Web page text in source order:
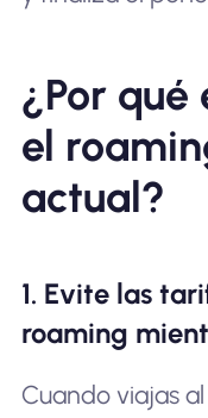
¿Por
el
actual?
1. Evite las
roaming
Cuando viajas